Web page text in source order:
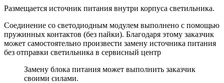
Размещается источник питания внутри корпуса светильника.
Соединение со светодиодным модулем выполнено с помощью
пружинных контактов (без пайки). Благодаря этому заказчик
может самостоятельно произвести замену источника питания
без отправки светильника в сервисный центр
Замену блока питания может выполнить заказчик
своими силами.